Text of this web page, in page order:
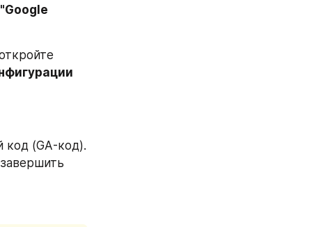
код (GA-код).